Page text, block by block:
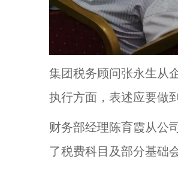
集团税务顾问张永生从
执行方面，表述应要做
财务部经理陈育霞从公
了税费科目及部分基础